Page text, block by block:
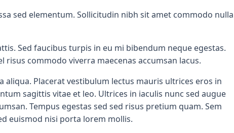
sed elementum. Sollicitudin nibh sit amet commodo nulla
Sed faucibus turpis in eu mi bibendum neque egestas.
commodo viverra maecenas accumsan lacus.
Placerat vestibulum lectus mauris ultrices eros in
sagittis vitae et leo. Ultrices in iaculis nunc sed augue
Tempus egestas sed sed risus pretium quam. Sem
euismod nisi porta lorem mollis.